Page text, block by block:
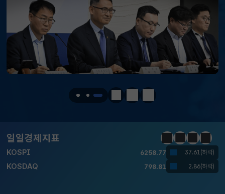
정지 이전 다음
일일경제지표
국고채(3년) 3.746 0.004(상승)
달러-원 1410.6000 13.2000(하락)
KOSPI 6258.77 37.61(하락)
KOSDAQ 798.81 2.86(하락)
KOSPI 6258.77 37.61(하락)
KOSDAQ 798.81 2.86(하락)
정지이전다음일일경